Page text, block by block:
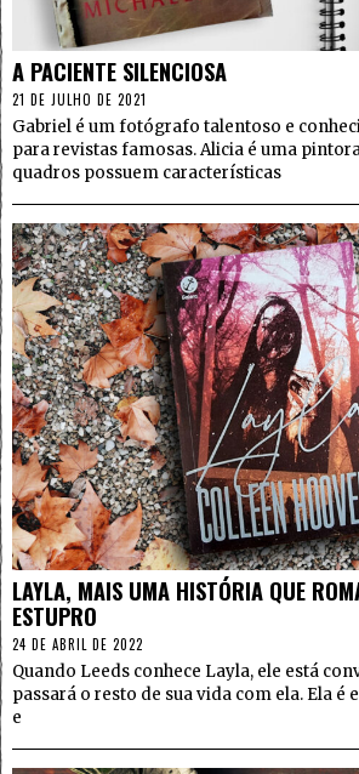
A PACIENTE SILENCIOSA
21 DE JULHO DE 2021
Gabriel é um fotógrafo talentoso e
para revistas famosas. Alicia é uma
quadros possuem características
LAYLA, MAIS UMA HISTÓRIA QUE
ESTUPRO
24 DE ABRIL DE 2022
Quando Leeds conhece Layla, ele está
passará o resto de sua vida com ela. Ela é
e